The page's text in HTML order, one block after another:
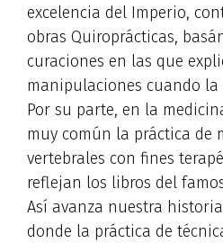
excelencia del Imperio,
obras Quiroprácticas,
curaciones en las que
manipulaciones cuando
Por su parte, en la
muy común la práctica de
vertebrales con fines
reflejan los libros del
Así avanza nuestra
donde la práctica de